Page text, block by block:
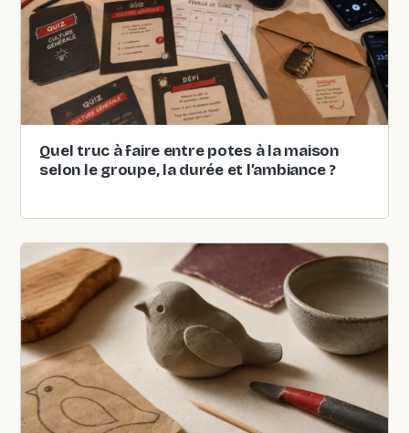
Quel truc à faire entre potes à la maison
selon le groupe, la durée et l’ambiance ?